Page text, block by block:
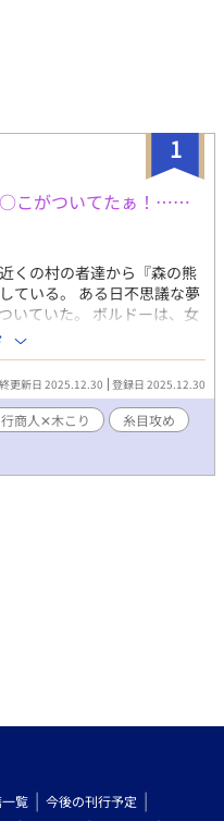
1
○こがついてたぁ！……
くの村の者達から『森の熊
ている。 ある日不思議な夢
いていた。 ボルドーは、女
ら放っておこうと思った。
やって来た。 垂れ目&糸目
受けです！ ※ムーンライト
更新日 2025.12.30 登録日 2025.12.30
行商人✕木こり
糸目攻め
覧
今後の刊行予定